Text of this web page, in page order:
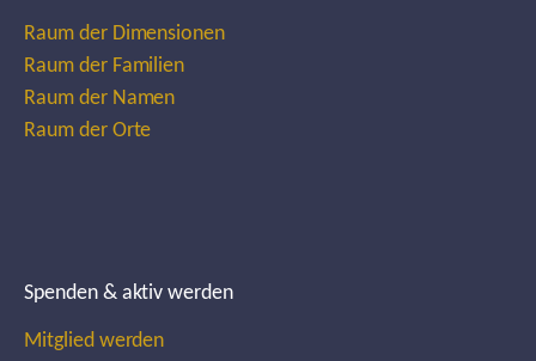
Raum der Dimensionen
Raum der Familien
Raum der Namen
Raum der Orte
Spenden & aktiv werden
Mitglied werden